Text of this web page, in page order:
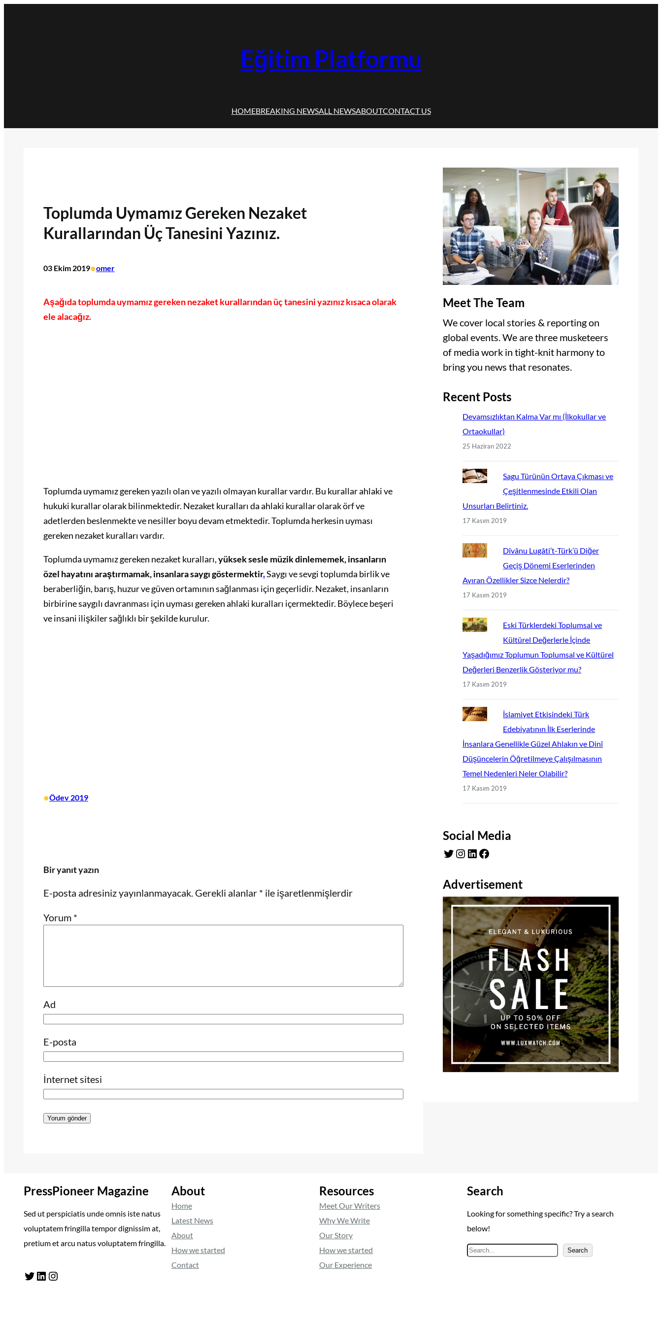
Eğitim Platformu
HOMEBREAKING NEWSALL NEWSABOUTCONTACT US
Toplumda Uymamız Gereken Nezaket
Kurallarından Üç Tanesini Yazınız.
03 Ekim 2019•omer
Aşağıda toplumda uymamız gereken nezaket kurallarından üç tanesini yazınız kısaca olarak
ele alacağız.
Toplumda uymamız gereken yazılı olan ve yazılı olmayan kurallar vardır. Bu kurallar ahlaki ve
hukuki kurallar olarak bilinmektedir. Nezaket kuralları da ahlaki kurallar olarak örf ve
adetlerden beslenmekte ve nesiller boyu devam etmektedir. Toplumda herkesin uyması
gereken nezaket kuralları vardır.
Toplumda uymamız gereken nezaket kuralları,yüksek sesle müzik dinlememek, insanların
özel hayatını araştırmamak, insanlara saygı göstermektir.Saygı ve sevgi toplumda birlik ve
beraberliğin, barış, huzur ve güven ortamının sağlanması için geçerlidir. Nezaket, insanların
birbirine saygılı davranması için uyması gereken ahlaki kuralları içermektedir. Böylece beşeri
ve insani ilişkiler sağlıklı bir şekilde kurulur.
•Ödev 2019
Bir yanıt yazın
E-posta adresiniz yayınlanmayacak. Gerekli alanlar * ile işaretlenmişlerdir
Yorum *
Ad
E-posta
İnternet sitesi
Meet The Team
We cover local stories & reporting on
global events. We are three musketeers
of media work in tight-knit harmony to
bring you news that resonates.
Recent Posts
Devamsızlıktan Kalma Var mı (İlkokullar ve
Ortaokullar)
25 Haziran 2022
Sagu Türünün Ortaya Çıkması ve
Çeşitlenmesinde Etkili Olan
Unsurları Belirtiniz.
17 Kasım 2019
Dîvânu Lugâti’t-Türk’ü Diğer
Geçiş Dönemi Eserlerinden
Ayıran Özellikler Sizce Nelerdir?
17 Kasım 2019
Eski Türklerdeki Toplumsal ve
Kültürel Değerlerle İçinde
Yaşadığımız Toplumun Toplumsal ve Kültürel
Değerleri Benzerlik Gösteriyor mu?
17 Kasım 2019
İslamiyet Etkisindeki Türk
Edebiyatının İlk Eserlerinde
İnsanlara Genellikle Güzel Ahlakın ve Dinî
Düşüncelerin Öğretilmeye Çalışılmasının
Temel Nedenleri Neler Olabilir?
17 Kasım 2019
Social Media
Twitter
Instagram LinkedIn Facebook
Advertisement
PressPioneer Magazine
Sed ut perspiciatis unde omnis iste natus
voluptatem fringilla tempor dignissim at,
pretium et arcu natus voluptatem fringilla.
Twitter LinkedIn Instagram
About
Home
Latest News
About
How we started
Contact
Resources
Meet Our Writers
Why We Write
Our Story
How we started
Our Experience
Search
Looking for something specific? Try a search
below!
A
Search